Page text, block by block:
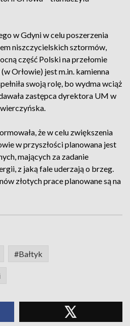
w Gdyni w celu poszerzenia
niszczycielskich sztormów,
część Polski na przełomie
Orłowie) jest m.in. kamienna
swoją rolę, bo wydma wciąż
zastępca dyrektora UM w
że w celu zwiększenia
w przyszłości planowana jest
mających za zadanie
z jaką fale uderzają o brzeg.
złotych prace planowane są na
#Bałtyk